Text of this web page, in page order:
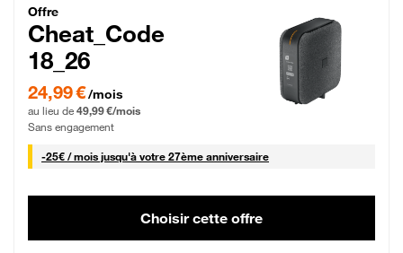
Cheat_Code Fibre_18_26
Offre
Cheat_Code
18_26
24,99 € par mois pendant 0 mois puis 49,99 € par mois, Sans engagement
24,99 €/mois
au lieu de 49,99 €/mois
Sans engagement
-25€ / mois25 € par mois
jusqu'à votre 27ème anniversaire
Choisir cette offre